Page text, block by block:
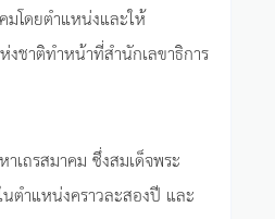
มโดยตำแหน่งและให้
ชาติทำหน้าที่สำนักเลขาธิการ
เถรสมาคม ซึ่งสมเด็จพระ
ตำแหน่งคราวละสองปี และ